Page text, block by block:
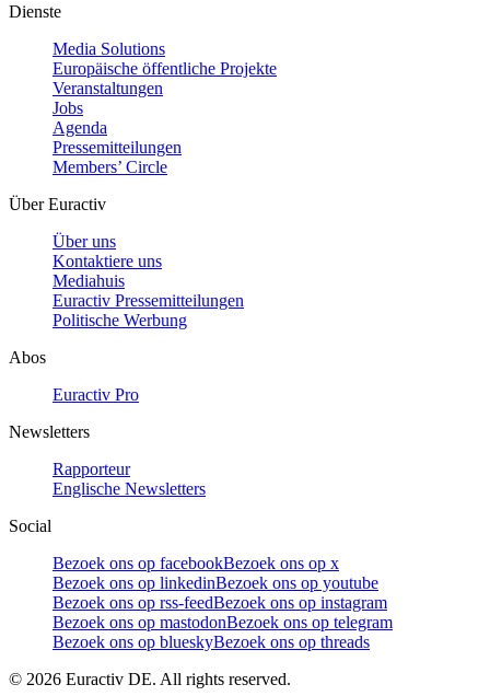
Dienste
Media Solutions
Europäische öffentliche Projekte
Veranstaltungen
Jobs
Agenda
Pressemitteilungen
Members’ Circle
Über Euractiv
Über uns
Kontaktiere uns
Mediahuis
Euractiv Pressemitteilungen
Politische Werbung
Abos
Euractiv Pro
Newsletters
Rapporteur
Englische Newsletters
Social
Bezoek ons op facebookBezoek ons op x
Bezoek ons op linkedinBezoek ons op youtube
Bezoek ons op rss-feedBezoek ons op instagram
Bezoek ons op mastodonBezoek ons op telegram
Bezoek ons op blueskyBezoek ons op threads
© 2026 Euractiv DE. All rights reserved.